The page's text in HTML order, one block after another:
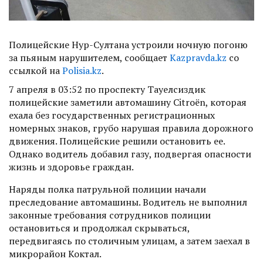
Полицейские Нур-Султана устроили ночную погоню
за пьяным нарушителем, сообщает Kazpravda.kz со
ссылкой наPolisia.kz.
7 апреля в 03:52 по проспекту Тауелсиздик
полицейские заметили автомашину Citroën, которая
ехала без государственных регистрационных
номерных знаков, грубо нарушая правила дорожного
движения. Полицейские решили остановить ее.
Однако водитель добавил газу, подвергая опасности
жизнь и здоровье граждан.
Наряды полка патрульной полиции начали
преследование автомашины. Водитель не выполнил
законные требования сотрудников полиции
остановиться и продолжал скрываться,
передвигаясь по столичным улицам, а затем заехал в
микрорайон Коктал.